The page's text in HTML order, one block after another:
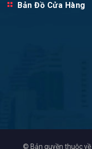
Bản Đồ Cửa Hàng
© Bản quyền thuộc về